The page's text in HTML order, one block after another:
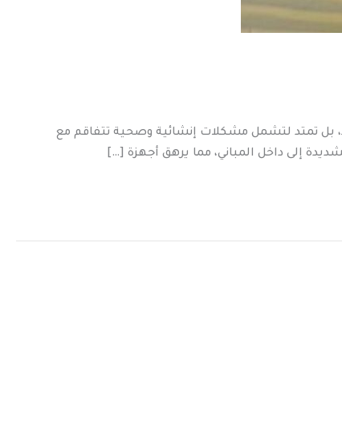
بل تمتد لتشمل مشكلات إنشائية وصحية تتفاقم مع
إلى داخل المباني، مما يرهق أجهزة […]